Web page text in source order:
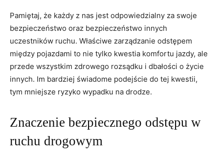
Pamiętaj, że każdy z nas jest odpowiedzialny za swoje
bezpieczeństwo oraz bezpieczeństwo innych
uczestników ruchu. Właściwe zarządzanie odstępem
między pojazdami to nie tylko kwestia komfortu jazdy, ale
przede wszystkim zdrowego rozsądku i dbałości o życie
innych. Im bardziej świadome podejście do tej kwestii,
tym mniejsze ryzyko wypadku na drodze.
Znaczenie bezpiecznego odstępu w
ruchu drogowym